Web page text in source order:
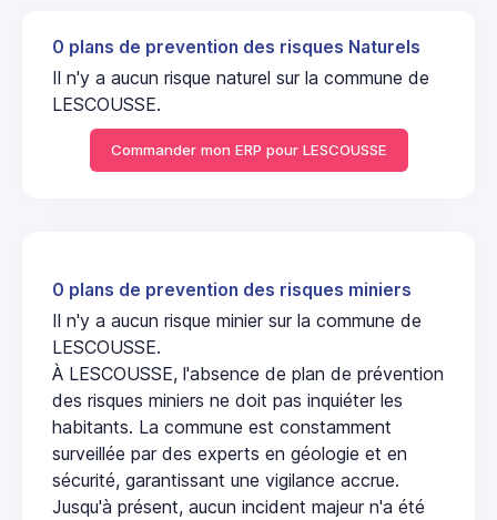
0 plans de prevention des risques Naturels
Il n'y a aucun risque naturel sur la commune de
LESCOUSSE.
Commander mon ERP pour LESCOUSSE
0 plans de prevention des risques miniers
Il n'y a aucun risque minier sur la commune de
LESCOUSSE.
À LESCOUSSE, l'absence de plan de prévention
des risques miniers ne doit pas inquiéter les
habitants. La commune est constamment
surveillée par des experts en géologie et en
sécurité, garantissant une vigilance accrue.
Jusqu'à présent, aucun incident majeur n'a été